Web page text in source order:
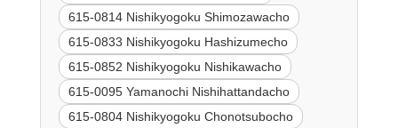
615-0814 Nishikyogoku Shimozawacho
615-0833 Nishikyogoku Hashizumecho
615-0852 Nishikyogoku Nishikawacho
615-0095 Yamanochi Nishihattandacho
615-0804 Nishikyogoku Chonotsubocho